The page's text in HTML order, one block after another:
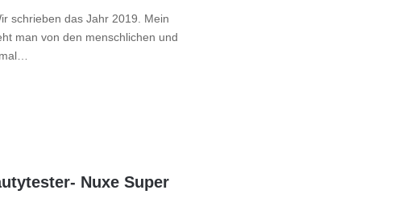
schrieben das Jahr 2019. Mein
man von den menschlichen und
Nuxe Super